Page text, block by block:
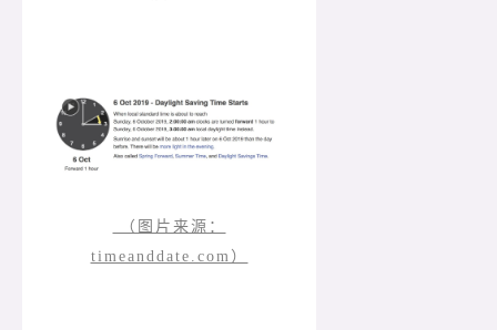
（图片来源：
timeanddate.com）